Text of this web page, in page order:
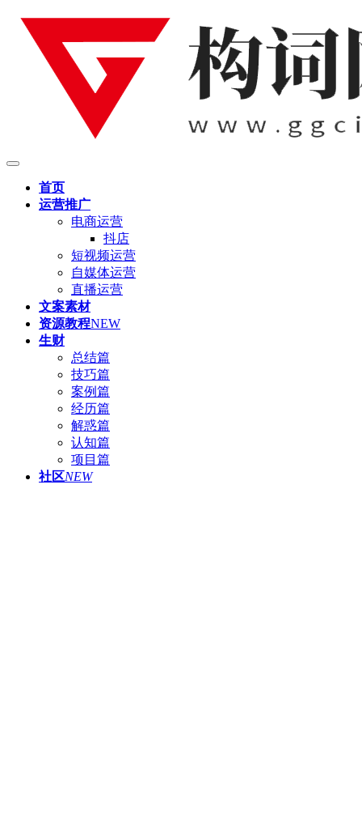
首页
运营推广
电商运营
抖店
短视频运营
自媒体运营
直播运营
文案素材
资源教程NEW
生财
总结篇
技巧篇
案例篇
经历篇
解惑篇
认知篇
项目篇
社区NEW